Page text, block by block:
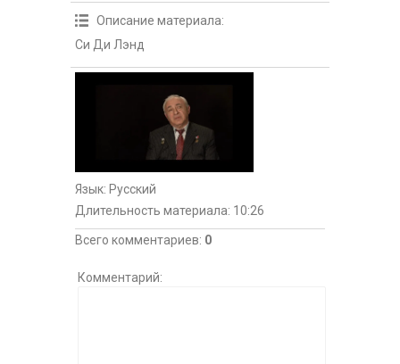
Описание материала:
Си Ди Лэнд
Язык: Русский
Длительность материала: 10:26
Всего комментариев: 0
Комментарий: